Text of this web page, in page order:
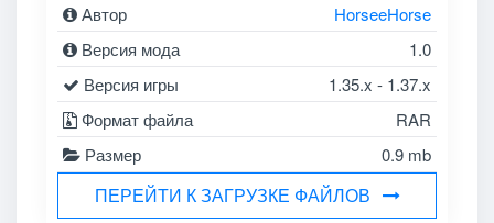
Автор
HorseeHorse
Версия мода
1.0
Версия игры
1.35.x - 1.37.x
Формат файла
RAR
Размер
0.9 mb
ПЕРЕЙТИ К ЗАГРУЗКЕ ФАЙЛОВ